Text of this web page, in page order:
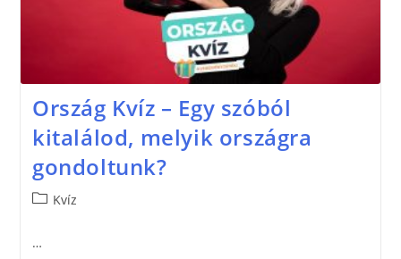
Ország Kvíz – Egy szóból
kitalálod, melyik országra
gondoltunk?
Kvíz
…